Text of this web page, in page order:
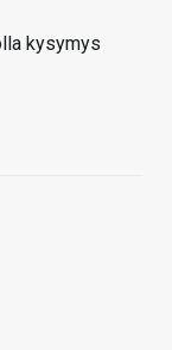
kysymys